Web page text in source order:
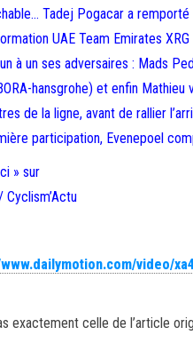
Tadej Pogacar a
UAE Team Emirates
à un ses adversaires : Mads
hansgrohe) et enfin
de la ligne, avant de rallier
participation, Evenepoel
» sur
video/
exactement celle de l’article